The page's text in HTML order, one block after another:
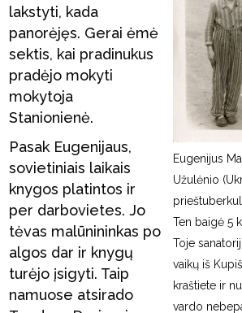
Eugenijus
Užulėnio
Ten baigė 5
Toje
vaikų iš
kraštiete ir
vardo
lakstyti, kada
panorėjęs. Gerai ėmė
sektis, kai pradinukus
pradėjo mokyti
mokytoja
Stanionienė.
Pasak Eugenijaus,
sovietiniais laikais
knygos platintos ir
per darbovietes. Jo
tėvas malūnininkas po
algos dar ir knygų
turėjo įsigyti. Taip
namuose atsirado